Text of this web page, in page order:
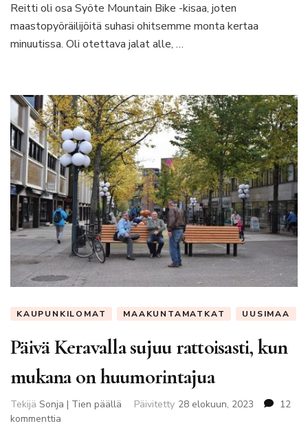
Reitti oli osa Syöte Mountain Bike -kisaa, joten
maastopyöräilijöitä suhasi ohitsemme monta kertaa
minuutissa. Oli otettava jalat alle, …
KAUPUNKILOMAT MAAKUNTAMATKAT UUSIMAA
Päivä Keravalla sujuu rattoisasti, kun
mukana on huumorintajua
Tekijä Sonja | Tien päällä Päivitetty 28 elokuun, 2023
12
kommenttia